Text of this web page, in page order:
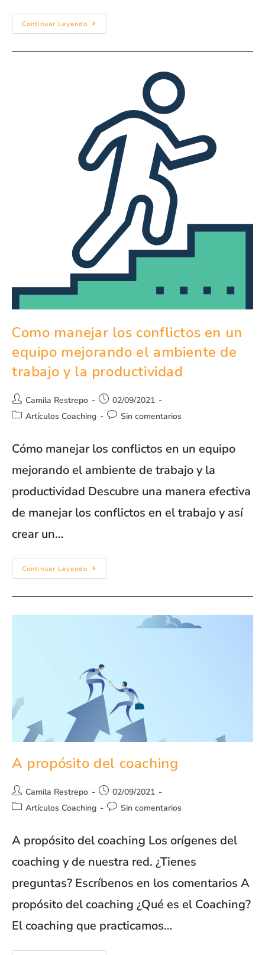
Continuar Leyendo
Como manejar los conflictos en un
equipo mejorando el ambiente de
trabajo y la productividad
Camila Restrepo
02/09/2021
Artículos Coaching
Sin comentarios
Cómo manejar los conflictos en un equipo
mejorando el ambiente de trabajo y la
productividad Descubre una manera efectiva
de manejar los conflictos en el trabajo y así
crear un…
Continuar Leyendo
A propósito del coaching
Camila Restrepo
02/09/2021
Artículos Coaching
Sin comentarios
A propósito del coaching Los orígenes del
coaching y de nuestra red. ¿Tienes
preguntas? Escríbenos en los comentarios A
propósito del coaching ¿Qué es el Coaching?
El coaching que practicamos…